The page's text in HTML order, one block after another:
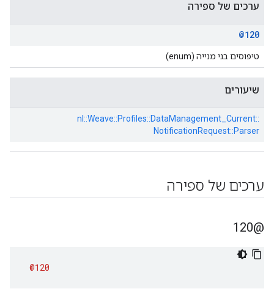
ערכים של ספירה
@120
טיפוסים בני מנייה (enum)
שיעורים
nl::Weave::Profiles::DataManagement_Current::
NotificationRequest::Parser
ערכים של ספירה
@120
@120